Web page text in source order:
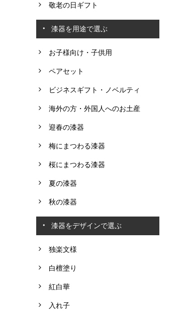
敬老の日ギフト
漆器を用途で選ぶ
お子様向け・子供用
ペアセット
ビジネスギフト・ノベルティ
海外の方・外国人へのお土産
迎春の漆器
梅にまつわる漆器
桜にまつわる漆器
夏の漆器
秋の漆器
漆器をデザインで選ぶ
独楽文様
白檀塗り
紅白華
入れ子